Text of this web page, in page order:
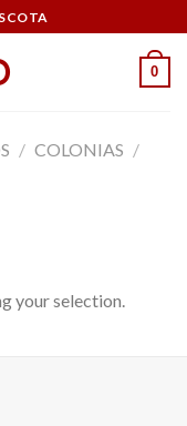
0
/ COLONIAS /
your selection.